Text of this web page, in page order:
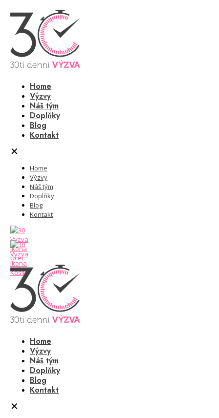
Home
Výzvy
Náš tým
Doplňky
Blog
Kontakt
✕
Home
Výzvy
Náš tým
Doplňky
Blog
Kontakt
Home
Výzvy
Náš tým
Doplňky
Blog
Kontakt
✕